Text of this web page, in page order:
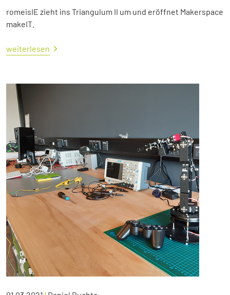
romeisIE zieht ins Triangulum II um und eröffnet Makerspace
makeIT.
weiterlesen